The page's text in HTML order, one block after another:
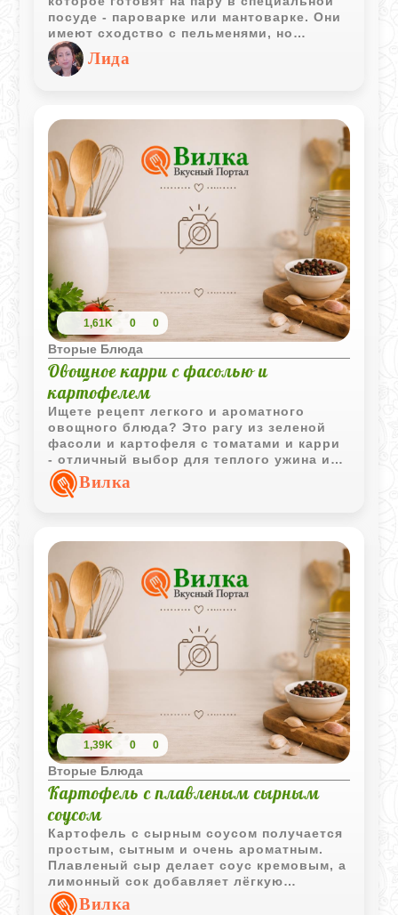
посуде - пароварке или мантоварке. Они
имеют сходство с пельменями, но
отличаются по размеру и начинке. Для
фарша мантов часто используют
баранину или говядину, а для
и насыщенным вкусом. После первого
пробного угощения мантами, многие
стремятся вновь и вновь возвращаться к
их приготовлению. Подавать манты
рекомендуется горячими, чтобы
полностью раскрыть их вкус.
Лида
1,61K 0 0
Вторые Блюда
Овощное карри с фасолью и
картофелем
Ищете рецепт легкого и ароматного
овощного блюда? Это рагу из зеленой
фасоли и картофеля с томатами и карри
- отличный выбор для теплого ужина или
летнего обеда. Оно сочетает простые
ингредиенты с яркими индийскими
Вилка
1,39K 0 0
Вторые Блюда
Картофель с плавленым сырным
соусом
Картофель с сырным соусом получается
простым, сытным и очень ароматным.
Плавленый сыр делает соус кремовым, а
лимонный сок добавляет лёгкую
освежающую нотку.
Вилка